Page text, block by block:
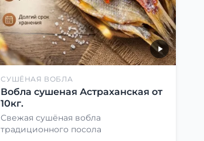
СУШЁНАЯ ВОБЛА
Вобла сушеная Астраханская от
10кг.
Свежая сушёная вобла
традиционного посола